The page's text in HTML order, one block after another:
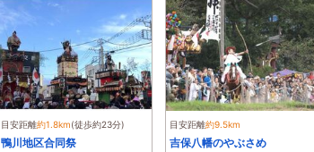
目安距離約1.8km(徒歩約23分)
鴨川地区合同祭
目安距離約9.5km
吉保八幡のやぶさめ